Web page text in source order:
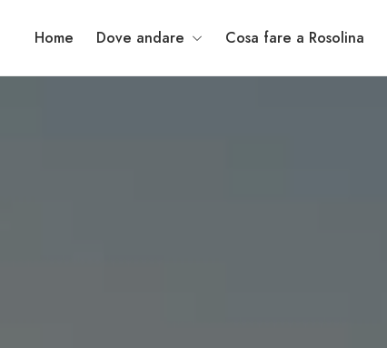
Home Dove andare Cosa fare a Rosolina